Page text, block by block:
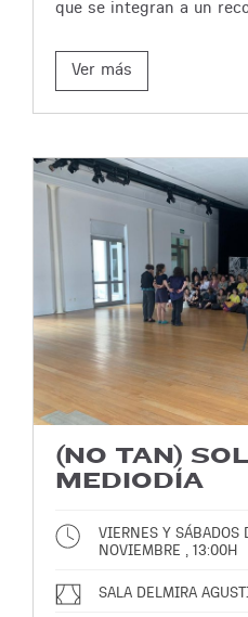
que se integran a un
Ver más
(NO TAN)
MEDIODÍA
VIERNES Y SÁBADOS
NOVIEMBRE , 13:00H
SALA DELMIRA